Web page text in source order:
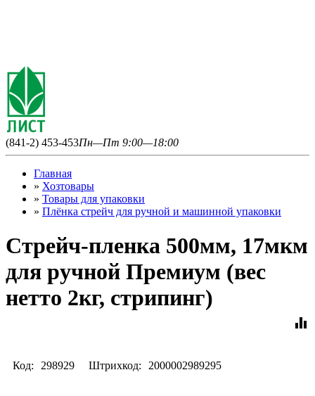
(841-2) 453-453Пн—Пт 9:00—18:00
Главная
» Хозтовары
» Товары для упаковки
» Плёнка стрейч для ручной и машинной упаковки
Стрейч-пленка 500мм, 17мкм
для ручной Премиум (вес
нетто 2кг, стрипинг)
equalizer
Код: 298929 Штрихкод: 2000002989295